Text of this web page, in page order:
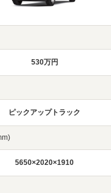
530万円
ピックアップトラック
5650×2020×1910